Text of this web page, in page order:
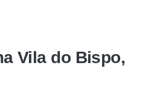
Vila do Bispo,